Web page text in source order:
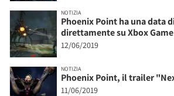
NOTIZIA
Phoenix Point ha una data
direttamente su Xbox Game
12/06/2019
NOTIZIA
Phoenix Point, il trailer
11/06/2019